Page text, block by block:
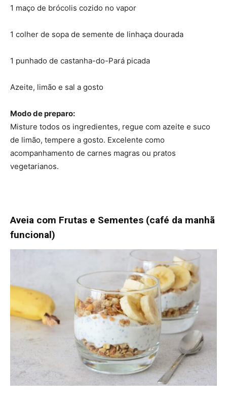
1 maço de brócolis cozido no vapor
1 colher de sopa de semente de linhaça dourada
1 punhado de castanha-do-Pará picada
Azeite, limão e sal a gosto
Modo de preparo:
Misture todos os ingredientes, regue com azeite e suco
de limão, tempere a gosto. Excelente como
acompanhamento de carnes magras ou pratos
vegetarianos.
Aveia com Frutas e Sementes (café da manhã
funcional)